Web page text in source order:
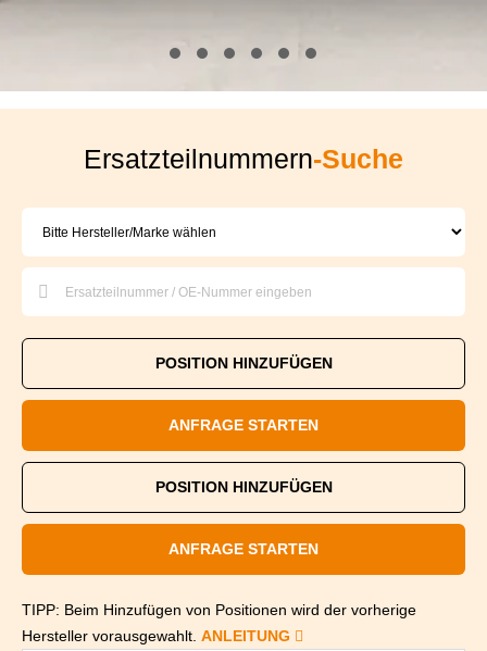
Ersatzteilnummern-Suche
POSITION HINZUFÜGEN
ANFRAGE STARTEN
POSITION HINZUFÜGEN
ANFRAGE STARTEN
TIPP: Beim Hinzufügen von Positionen wird der vorherige
Hersteller vorausgewahlt. ANLEITUNG